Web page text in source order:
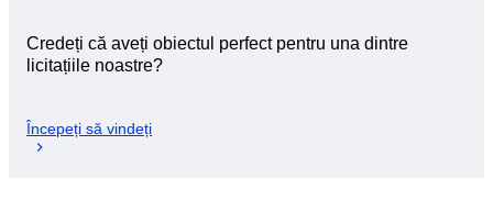
Credeți că aveți obiectul perfect pentru una dintre
licitațiile noastre?
Începeți să vindeți